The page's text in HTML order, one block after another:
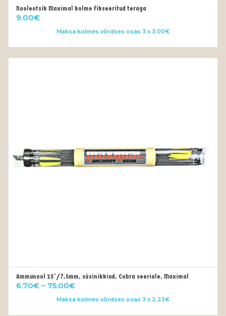
VALI
Nooleotsik Maximal kolme fikseeritud teraga
9.00€
Maksa kolmes võrdses osas 3 x 3.00€
VALI
Ammunool 15″/7,5mm, süsinikkiud, Cobra seeriale, Maximal
6.70€ – 75.00€Price
range:
Maksa kolmes võrdses osas 3 x 2.23€